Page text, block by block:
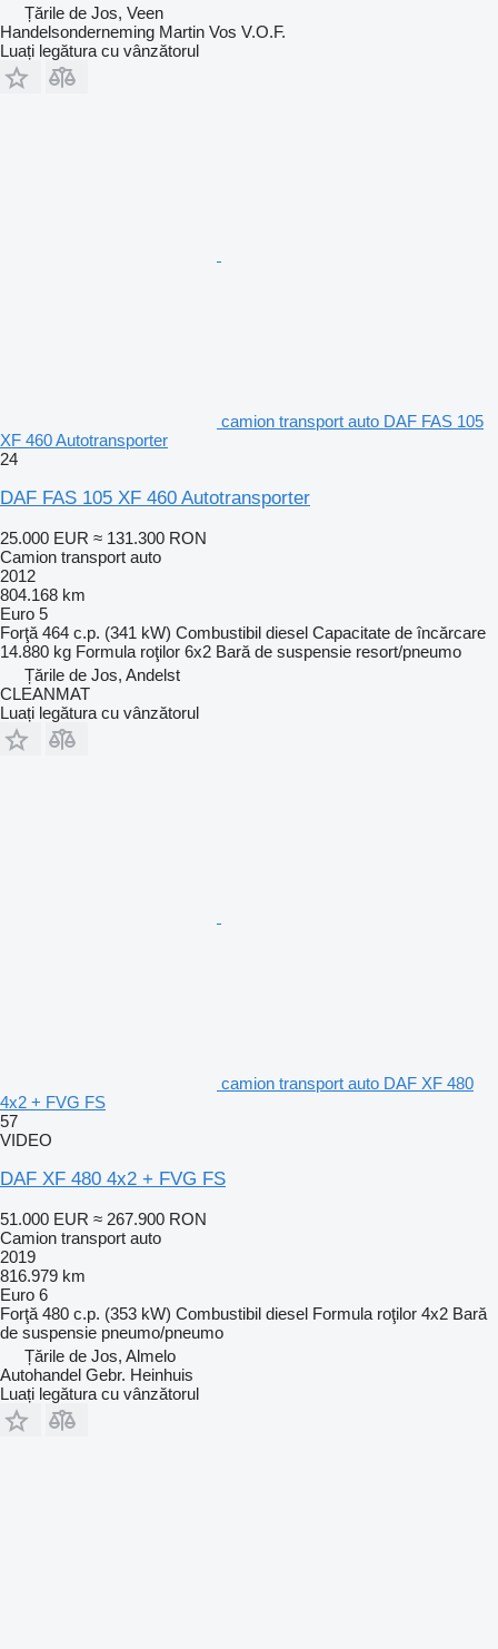
Țările de Jos, Veen
Handelsonderneming Martin Vos V.O.F.
Luați legătura cu vânzătorul
camion transport auto DAF FAS 105
XF 460 Autotransporter
24
DAF FAS 105 XF 460 Autotransporter
25.000 EUR ≈ 131.300 RON
Camion transport auto
2012
804.168 km
Euro 5
Forţă 464 c.p. (341 kW) Combustibil diesel Capacitate de încărcare
14.880 kg Formula roţilor 6x2 Bară de suspensie resort/pneumo
Țările de Jos, Andelst
CLEANMAT
Luați legătura cu vânzătorul
camion transport auto DAF XF 480
4x2 + FVG FS
57
VIDEO
DAF XF 480 4x2 + FVG FS
51.000 EUR ≈ 267.900 RON
Camion transport auto
2019
816.979 km
Euro 6
Forţă 480 c.p. (353 kW) Combustibil diesel Formula roţilor 4x2 Bară
de suspensie pneumo/pneumo
Țările de Jos, Almelo
Autohandel Gebr. Heinhuis
Luați legătura cu vânzătorul